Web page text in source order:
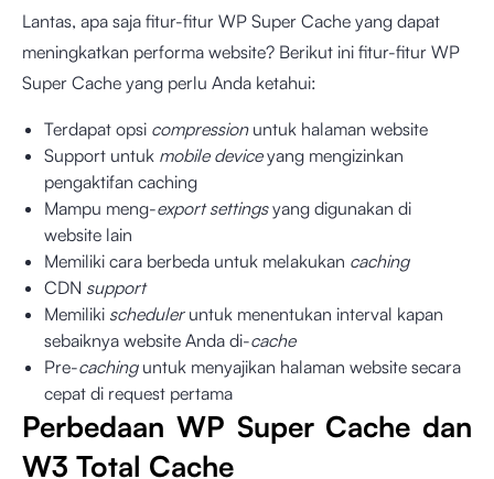
Lantas, apa saja fitur-fitur WP Super Cache yang dapat
meningkatkan performa website? Berikut ini fitur-fitur WP
Super Cache yang perlu Anda ketahui:
Terdapat opsi compressionuntuk halaman website
Support untuk mobile deviceyang mengizinkan
pengaktifan caching
Mampu meng-export settingsyang digunakan di
website lain
Memiliki cara berbeda untuk melakukan caching
CDN support
Memiliki scheduleruntuk menentukan interval kapan
sebaiknya website Anda di-cache
Pre-cachinguntuk menyajikan halaman website secara
cepat di request pertama
Perbedaan WP Super Cache dan
W3 Total Cache